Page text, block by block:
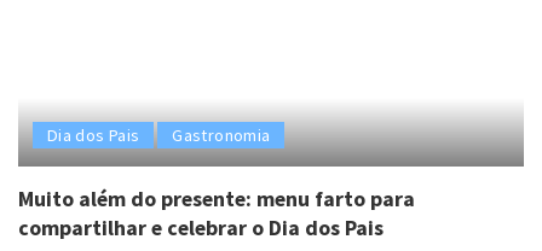
Dia dos Pais Gastronomia
Muito além do presente: menu farto para
compartilhar e celebrar o Dia dos Pais